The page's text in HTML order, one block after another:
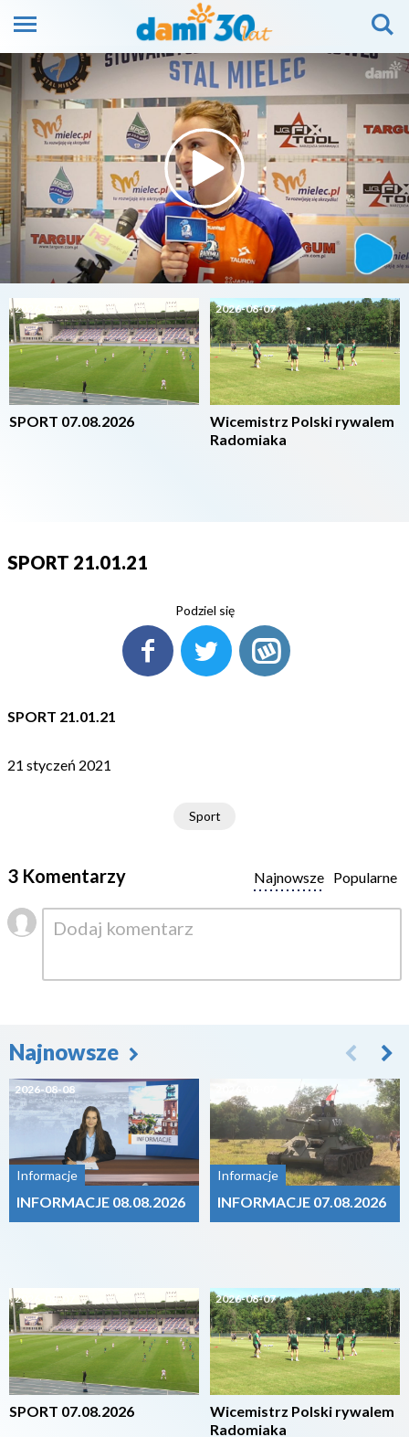
2026-08-07
SPORT 07.08.2026
2026-08-07
Wicemistrz Polski rywalem
Radomiaka
SPORT 21.01.21
Podziel się
SPORT 21.01.21
21 styczeń 2021
Sport
3 Komentarzy Popularne
Najnowsze
Najnowsze
2026-08-08
Informacje
INFORMACJE 08.08.2026
2026-08-07
SPORT 07.08.2026
Informacje
INFORMACJE 07.08.2026
2026-08-07
Wicemistrz Polski rywalem
Radomiaka